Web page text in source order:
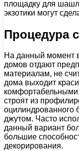
площадку для
экзотики могут
Процедура
На данный момент
домов отдают
материалам, не
дома выходит
строят из
оцилиндрованного
джутом. Часто
данный вариант
большие
декорирования.